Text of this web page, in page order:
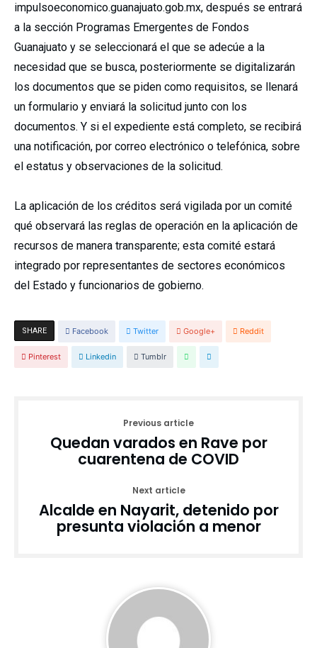
impulsoeconomico.guanajuato.gob.mx, después se entrará
a la sección Programas Emergentes de Fondos
Guanajuato y se seleccionará el que se adecúe a la
necesidad que se busca, posteriormente se digitalizarán
los documentos que se piden como requisitos, se llenará
un formulario y enviará la solicitud junto con los
documentos. Y si el expediente está completo, se recibirá
una notificación, por correo electrónico o telefónica, sobre
el estatus y observaciones de la solicitud.
La aplicación de los créditos será vigilada por un comité
qué observará las reglas de operación en la aplicación de
recursos de manera transparente; esta comité estará
integrado por representantes de sectores económicos
del Estado y funcionarios de gobierno.
SHARE Facebook Twitter Google+ Reddit
Pinterest Linkedin Tumblr
Previous article
Quedan varados en Rave por
cuarentena de COVID
Next article
Alcalde en Nayarit, detenido por
presunta violación a menor